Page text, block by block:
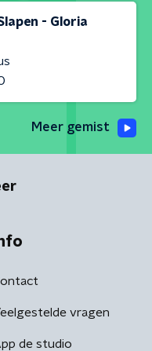
- Gloria
Meer gemist
vragen
de studio